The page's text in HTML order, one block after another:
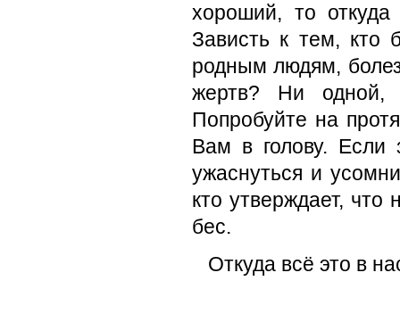
хороший, то
Зависть к тем, кто
родным людям,
жертв? Ни одной,
Попробуйте на
Вам в голову. Если
ужаснуться и
кто утверждает,
бес.
Откуда всё это в